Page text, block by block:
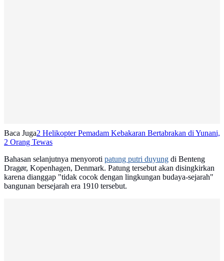
Baca Juga2 Helikopter Pemadam Kebakaran Bertabrakan di Yunani,
2 Orang Tewas
Bahasan selanjutnya menyoroti patung putri duyung di Benteng
Dragør, Kopenhagen, Denmark. Patung tersebut akan disingkirkan
karena dianggap "tidak cocok dengan lingkungan budaya-sejarah"
bangunan bersejarah era 1910 tersebut.